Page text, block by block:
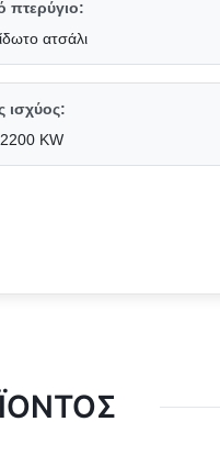
πτερύγιο:
ατσάλι
ισχύος:
KW